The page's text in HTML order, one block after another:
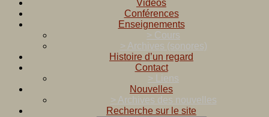
Vidéos
Conférences
Enseignements
> Cours
> Archives (sonores)
Histoire d’un regard
Contact
> Liens
Nouvelles
> Archives des nouvelles
Recherche sur le site